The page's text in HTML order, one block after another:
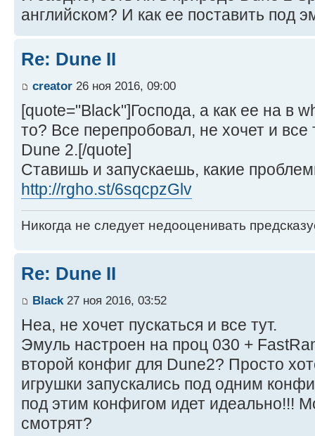
английском? И как ее поставить под
Re: Dune II
creator 26 ноя 2016, 09:00
[quote="Black"]Господа, а как ее на в
то? Все перепробовал, не хочет и все
Dune 2.[/quote]
Ставишь и запускаешь, какие
http://rgho.st/6sqcpzGlv
Никогда не следует недооценивать
Re: Dune II
Black 27 ноя 2016, 03:52
Неа, не хочет пускаться и все тут.
Эмуль настроен на проц 030 +
второй конфиг для Dune2? Просто
игрушки запускались под одним
под этим конфигом идет идеально!!!
смотрят?